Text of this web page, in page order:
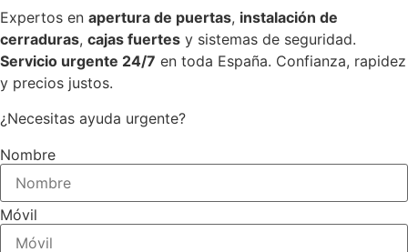
Expertos en apertura de puertas, instalación de
cerraduras, cajas fuertes y sistemas de seguridad.
Servicio urgente 24/7 en toda España. Confianza, rapidez
y precios justos.
¿Necesitas ayuda urgente?
Nombre
Móvil